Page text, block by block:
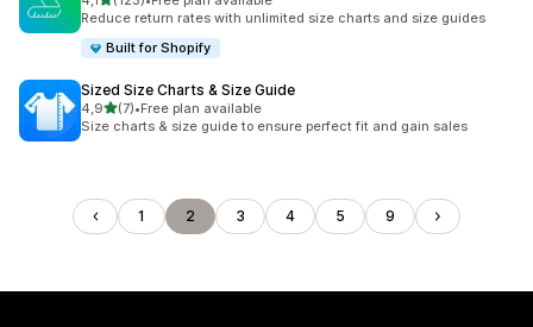
123 arvostelua yhteensä
Reduce return rates with unlimited size charts and size guides
Built for Shopify
Sized Size Charts & Size Guide
4,9/ 5 tähteä
(7)
7 arvostelua yhteensä
•Free plan available
Size charts & size guide to ensure perfect fit and gain sales
1 2 3 4 5 9